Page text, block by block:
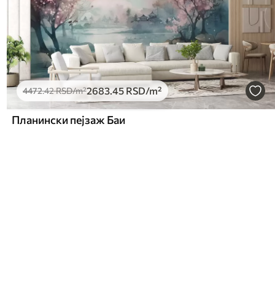
4472.42RSD/m²2683.45 RSD/m²
Планински пејзаж Баи